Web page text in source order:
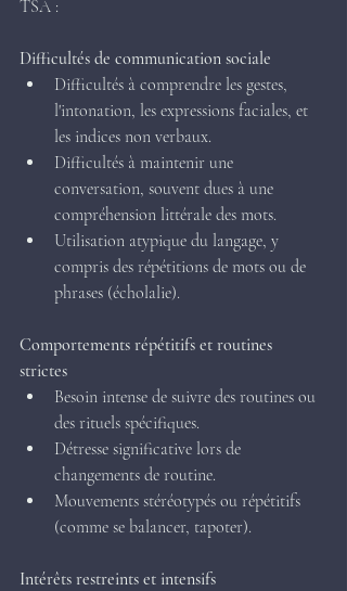
TSA :
Difficultés de communication sociale
Difficultés à comprendre les gestes,
l'intonation, les expressions faciales, et
les indices non verbaux.
Difficultés à maintenir une
conversation, souvent dues à une
compréhension littérale des mots.
Utilisation atypique du langage, y
compris des répétitions de mots ou de
phrases (écholalie).
Comportements répétitifs et routines
strictes
Besoin intense de suivre des routines ou
des rituels spécifiques.
Détresse significative lors de
changements de routine.
Mouvements stéréotypés ou répétitifs
(comme se balancer, tapoter).
Intérêts restreints et intensifs